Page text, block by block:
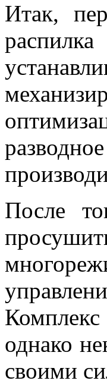
Итак,
После
однако
своими